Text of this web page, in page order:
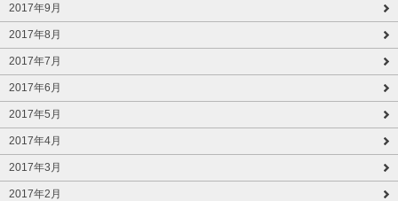
2017年9月
2017年8月
2017年7月
2017年6月
2017年5月
2017年4月
2017年3月
2017年2月